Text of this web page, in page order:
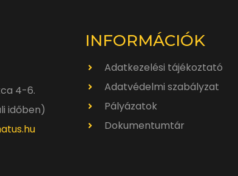
4-6.
időben)
INFORMÁCIÓK
Adatkezelési tájékoztató
Adatvédelmi szabályzat
Pályázatok
Dokumentumtár